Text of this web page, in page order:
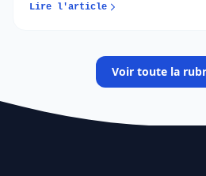
permet d’éviter les erreurs et de
Lire l'article
Voir toute la